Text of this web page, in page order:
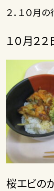
２．１０月
１０月２
桜エビ